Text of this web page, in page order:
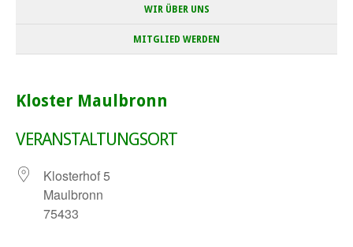
WIR ÜBER UNS
MITGLIED WERDEN
Kloster Maulbronn
VERANSTALTUNGSORT
Klosterhof 5
Maulbronn
75433